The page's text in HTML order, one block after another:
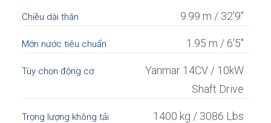
Chiều dài thân 9.99 m / 32'9"
Mớn nước tiêu chuẩn 1.95 m / 6'5"
Tùy chọn động cơ
Yanmar 14CV / 10kW
Shaft Drive
Trọng lượng không tải 1400 kg / 3086 Lbs